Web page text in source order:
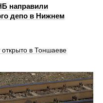
направили
депо в Нижнем
в Тоншаеве